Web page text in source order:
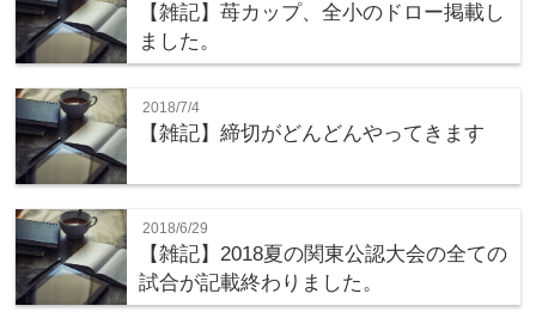
【雑記】苺カップ、全小のドロー掲載し
ました。
2018/7/4
【雑記】締切がどんどんやってきます
2018/6/29
【雑記】2018夏の関東公認大会の全ての
試合が記載終わりました。